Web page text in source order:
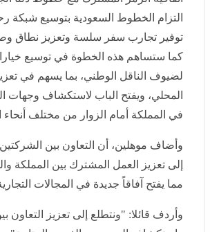
سفر سلسة وتعزيز نطاق وصولها
الخطوة في توسيع خيارات السفر لضيوف
يسهم في تعزيز قطاع السياحة المحلي،
لاستكشاف وجهات الجذب المتنوعة في
من مختلف أنحاء العالم.
وأضاف موهلين، أن التعاون بين الشركتين
تعزيز العمل المشترك بين المملكة
يفتح آفاقاً جديدة في المجالات التجارية
وأردف قائلا: "ونتطلع إلى تعزيز التعاون
واستكشاف المزيد من الفرص المتاحة